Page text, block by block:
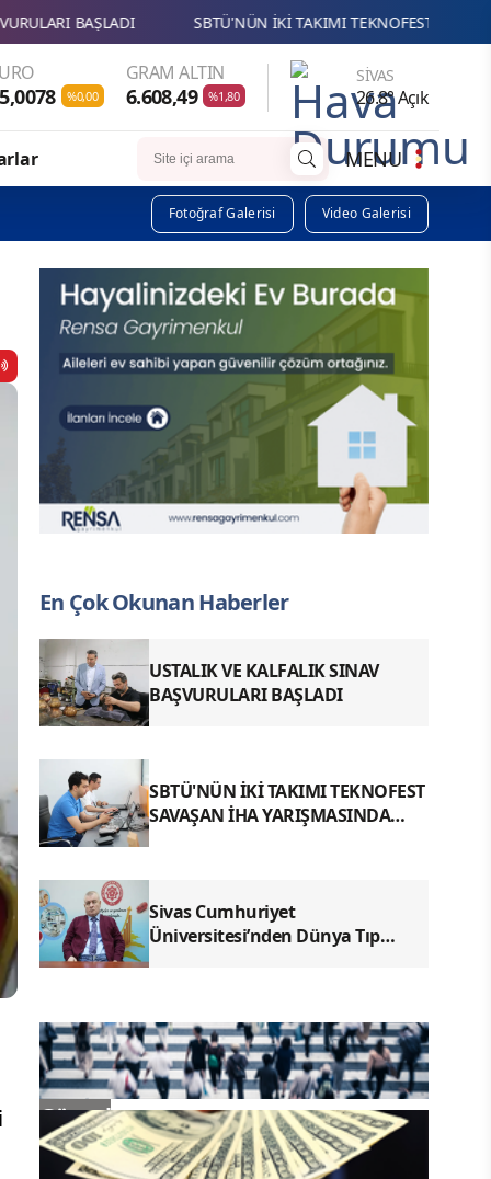
İKİ TAKIMI TEKNOFEST SAVAŞAN İHA YARIŞMASINDA FİNALDE
%0,00
GRAM ALTIN
6.608,49 %1,80
SIVAS
26.8° Açık
MENU
Fotoğraf Galerisi Video Galerisi
En Çok Okunan Haberler
USTALIK VE KALFALIK SINAV
BAŞVURULARI BAŞLADI
SBTÜ'NÜN İKİ TAKIMI TEKNOFEST
SAVAŞAN İHA YARIŞMASINDA
Sivas Cumhuriyet
Üniversitesi’nden Dünya Tıp
Güncel